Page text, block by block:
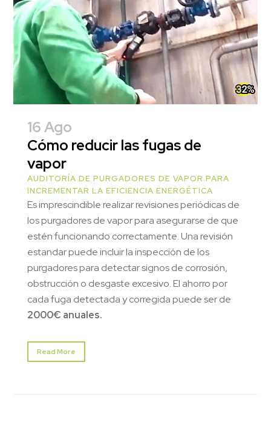
16 Ago
Cómo reducir las fugas de
vapor
AUDITORÍA DE PURGADORES DE VAPOR PARA
INCREMENTAR LA EFICIENCIA ENERGÉTICA
Es imprescindible realizar revisiones periódicas de
los purgadores de vapor para asegurarse de que
estén funcionando correctamente. Una revisión
estandar puede incluir la inspección de los
purgadores para detectar signos de corrosión,
obstrucción o desgaste excesivo. El ahorro por
cada fuga detectada y corregida puede ser de
2000€ anuales.
Read More